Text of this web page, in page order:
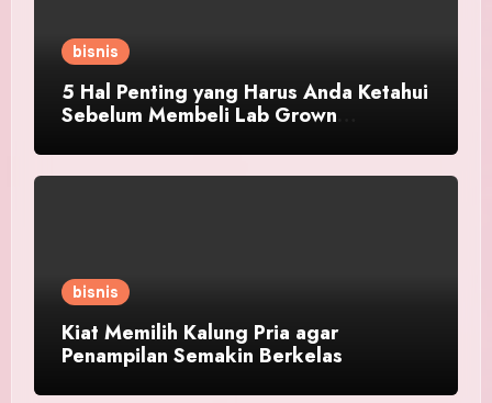
bisnis
5 Hal Penting yang Harus Anda Ketahui
Sebelum Membeli Lab Grown
bisnis
Kiat Memilih Kalung Pria agar
Penampilan Semakin Berkelas